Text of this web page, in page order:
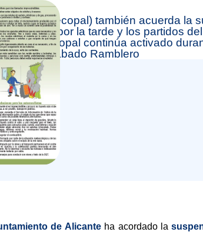
Local (Cecopal) también acuerda la
el viernes por la tarde y los partidos
El Cecopal continúa activado
sobre el Sábado Ramblero
de Alicanteha acordado la